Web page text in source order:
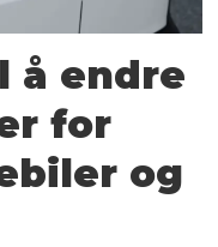
å endre
for
og